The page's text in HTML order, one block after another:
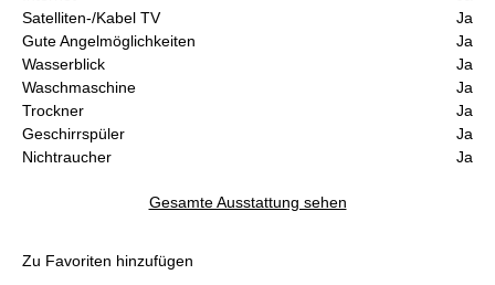
Satelliten-/Kabel TV
Ja
Gute Angelmöglichkeiten
Ja
Wasserblick
Ja
Waschmaschine
Ja
Trockner
Ja
Geschirrspüler
Ja
Nichtraucher
Ja
Gesamte Ausstattung sehen
Zu Favoriten hinzufügen